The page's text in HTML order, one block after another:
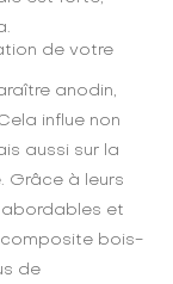
de votre
anodin,
influe non
aussi sur la
Grâce à leurs
abordables et
composite bois-
de